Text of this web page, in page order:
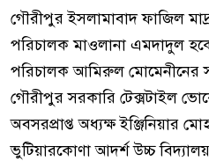
গৌরীপুর ইসলামাবাদ ফাজিল
পরিচালক মাওলানা এমদাদুল
পরিচালক আমিরুল মোমেনীনের
গৌরীপুর সরকারি টেক্সটাইল
অবসরপ্রাপ্ত অধ্যক্ষ ইঞ্জিনিয়ার
ভুটিয়ারকোণা আদর্শ উচ্চ